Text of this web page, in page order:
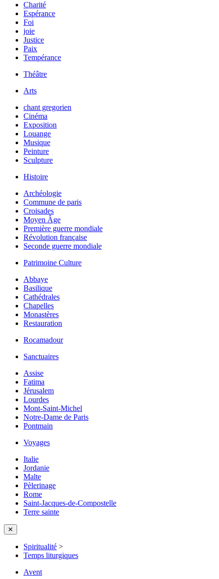
Charité
Espérance
Foi
joie
Justice
Paix
Tempérance
Théâtre
Arts
chant gregorien
Cinéma
Exposition
Louange
Musique
Peinture
Sculpture
Histoire
Archéologie
Commune de paris
Croisades
Moyen Âge
Première guerre mondiale
Révolution française
Seconde guerre mondiale
Patrimoine Culture
Abbaye
Basilique
Cathédrales
Chapelles
Monastères
Restauration
Rocamadour
Sanctuaires
Assise
Fatima
Jérusalem
Lourdes
Mont-Saint-Michel
Notre-Dame de Paris
Pontmain
Voyages
Italie
Jordanie
Malte
Pèlerinage
Rome
Saint-Jacques-de-Compostelle
Terre sainte
✕
Spiritualité >
Temps liturgiques
Avent